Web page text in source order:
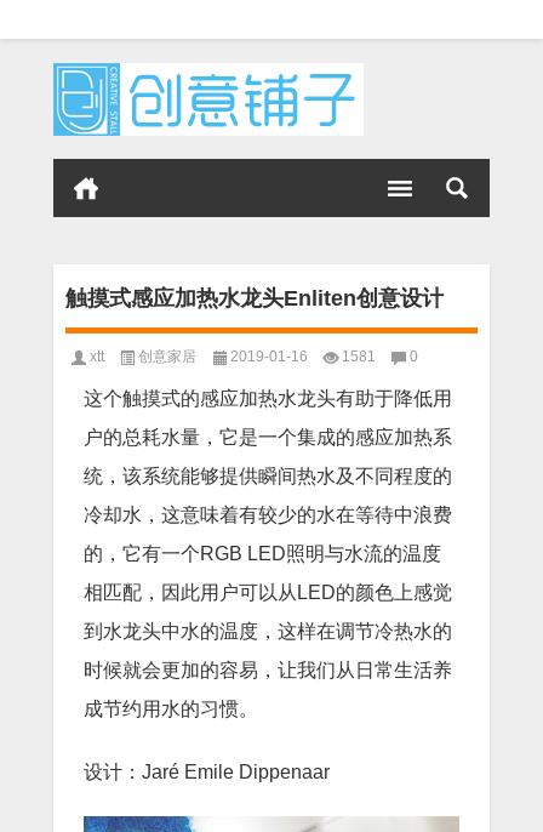
触摸式感应加热水龙头Enliten创意设计
xtt 创意家居 2019-01-16 1581 0
这个触摸式的感应加热水龙头有助于降低用
户的总耗水量，它是一个集成的感应加热系
统，该系统能够提供瞬间热水及不同程度的
冷却水，这意味着有较少的水在等待中浪费
的，它有一个RGB LED照明与水流的温度
相匹配，因此用户可以从LED的颜色上感觉
到水龙头中水的温度，这样在调节冷热水的
时候就会更加的容易，让我们从日常生活养
成节约用水的习惯。
设计：Jaré Emile Dippenaar